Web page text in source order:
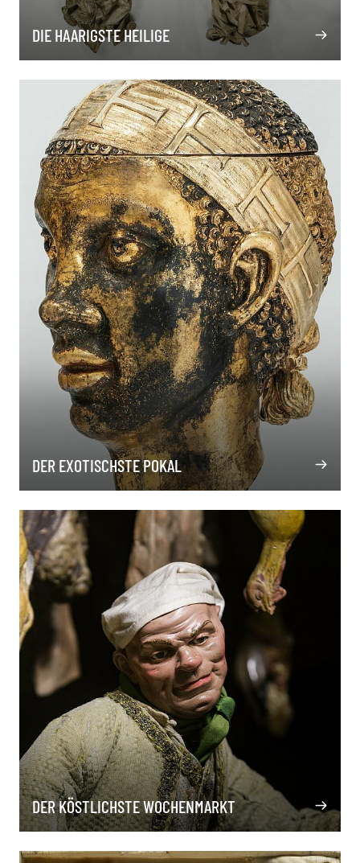
DIE HAARIGSTE HEILIGE
DER EXOTISCHSTE POKAL
DER KÖSTLICHSTE WOCHENMARKT